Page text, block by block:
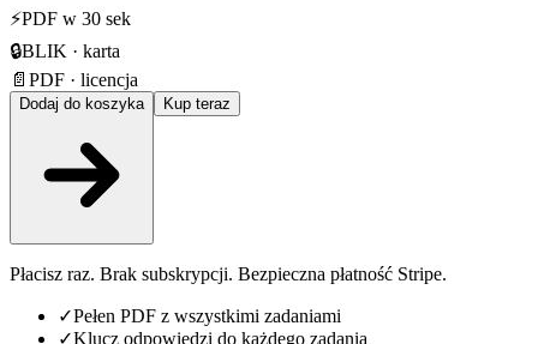
⚡PDF w 30 sek
🔒BLIK · karta
📄 PDF · licencja
Dodaj do koszyka Kup teraz
Płacisz raz. Brak subskrypcji. Bezpieczna płatność Stripe.
✓Pełen PDF z wszystkimi zadaniami
✓Klucz odpowiedzi do każdego zadania